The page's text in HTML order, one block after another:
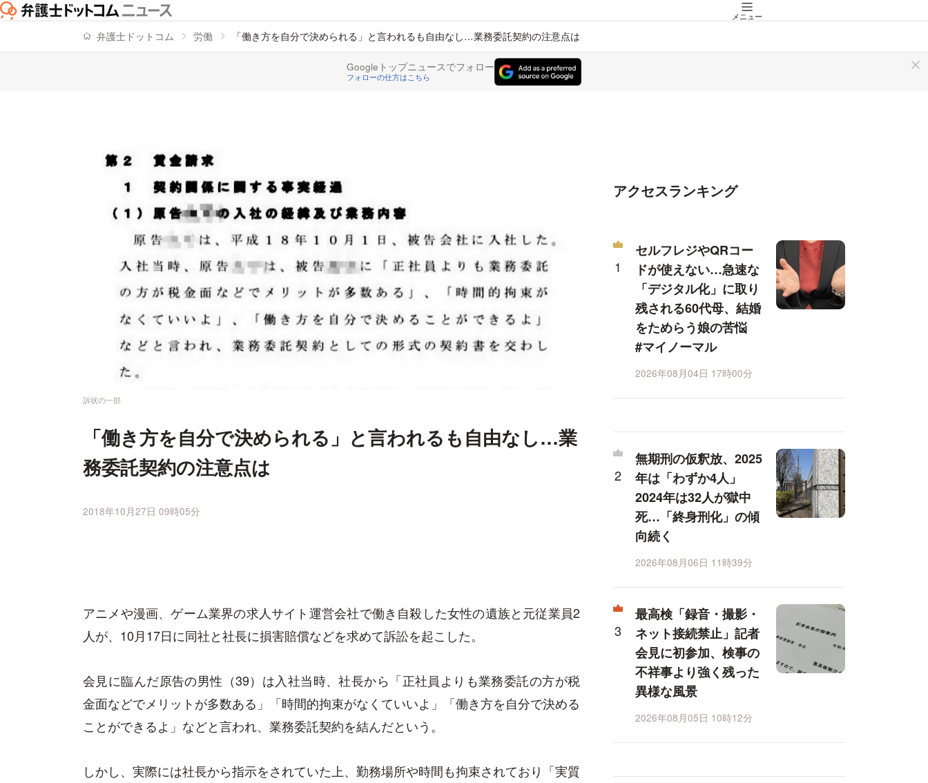
メニュー
弁護士ドットコム 労働 「働き方を自分で決められる」と言われるも自由なし…業務委託契約の注意点は
Googleトップニュースでフォロー
フォローの仕方はこちら
訴状の一部
「働き方を自分で決められる」と言われるも自由なし…業
務委託契約の注意点は
2018年10月27日 09時05分
アニメや漫画、ゲーム業界の求人サイト運営会社で働き自殺した女性の遺族と元従業員2
人が、10月17日に同社と社長に損害賠償などを求めて訴訟を起こした。
会見に臨んだ原告の男性（39）は入社当時、社長から「正社員よりも業務委託の方が税
金面などでメリットが多数ある」「時間的拘束がなくていいよ」「働き方を自分で決める
ことができるよ」などと言われ、業務委託契約を結んだという。
しかし、実際には社長から指示をされていた上、勤務場所や時間も拘束されており「実質
アクセスランキング
セルフレジやQRコー
ドが使えない…急速な
「デジタル化」に取り
残される60代母、結婚
をためらう娘の苦悩
#マイノーマル
2026年08月04日 17時00分
無期刑の仮釈放、2025
年は「わずか4人」
2024年は32人が獄中
死…「終身刑化」の傾
向続く
2026年08月06日 11時39分
最高検「録音・撮影・
ネット接続禁止」記者
会見に初参加、検事の
不祥事より強く残った
異様な風景
2026年08月05日 10時12分